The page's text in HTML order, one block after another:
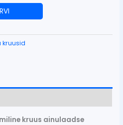
kruusid
kruus ainulaadse